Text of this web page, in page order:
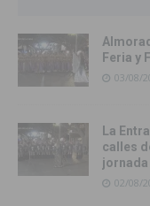
Feria y
03/08/
La
calles
02/08/